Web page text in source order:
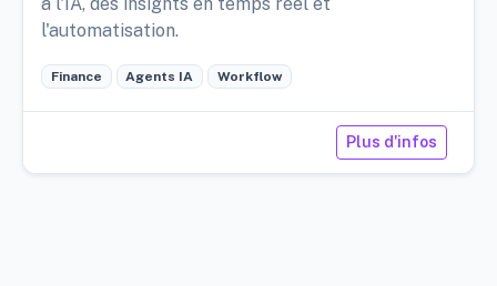
l'automatisation.
Finance Agents IA Workflow
Plus d'infos